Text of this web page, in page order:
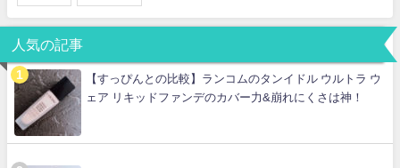
人気の記事
【すっぴんとの比較】ランコムのタンイドル ウルトラ ウ
ェア リキッドファンデのカバー力&崩れにくさは神！